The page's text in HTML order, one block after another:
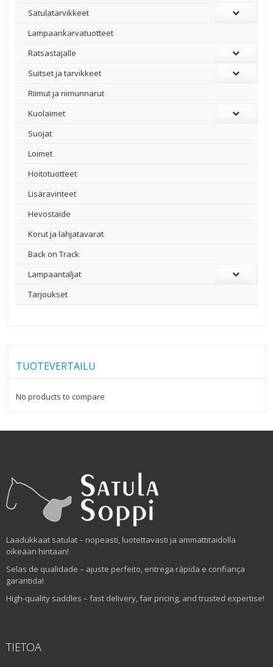
Satulatarvikkeet
–
Lampaankarvatuotteet
Ratsastajalle
Suitset ja tarvikkeet
Riimut ja riimunnarut
Kuolaimet
Suojat
Loimet
Hoitotuotteet
Lisäravinteet
Hevostaide
Korut ja lahjatavarat
Back on Track
Lampaantaljat
Tarjoukset
TUOTEVERTAILU
No products to compare
Laadukkaat satulat – nopeasti, luotettavasti ja ammattitaidolla
oikeaan hintaan!
Selas de qualidade – ajuste perfeito, entrega rápida e confiança
garantida!
High-quality saddles – fast delivery, fair pricing, and trusted expertise!
TIETOA